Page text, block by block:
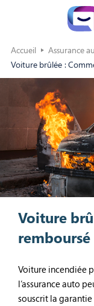
Accueil Assurance
Voiture brûlée :
Voiture
remboursé
Voiture incendiée
l’assurance auto
souscrit la